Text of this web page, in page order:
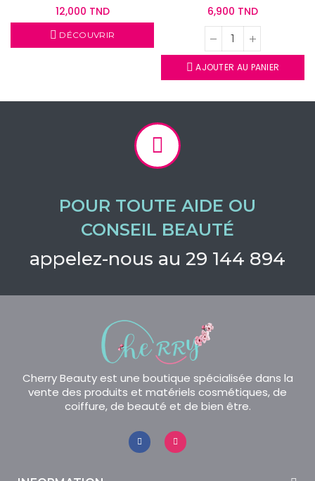
12,000 TND
DÉCOUVRIR
6,900 TND
AJOUTER AU PANIER
POUR TOUTE AIDE OU
CONSEIL BEAUTÉ
appelez-nous au 29 144 894
Cherry Beauty est une boutique spécialisée dans la
vente des produits et matériels cosmétiques, de
coiffure, de beauté et de bien être.